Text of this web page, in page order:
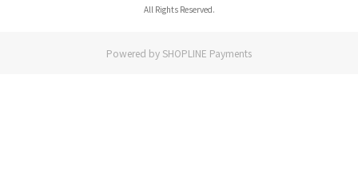
All Rights Reserved.
Powered by SHOPLINE Payments